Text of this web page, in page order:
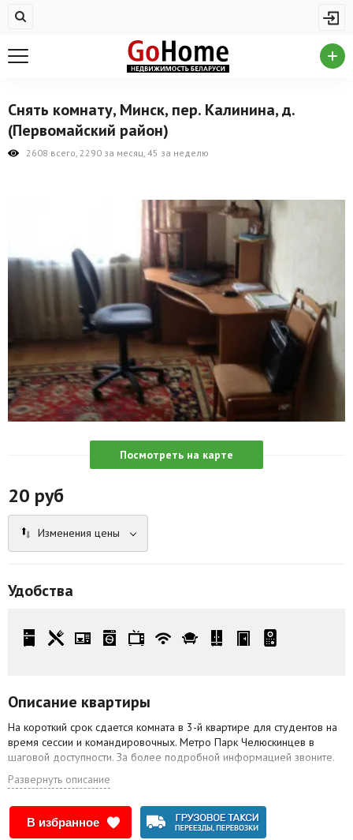
Купить квартиру
На сутки
Новостройки
Комерческая недвижимость
Продажа коммерческой недвижимости
Аренда коммерческой недвижимости
Другие разделы
Новости
Агентства
Ремонт квартир
Грузовое такси
Реклама на сайте
Снять комнату, Минск, пер. Калинина, д.
(Первомайский район)
2608 всего, 2290 за месяц, 45 за неделю
Посмотреть на карте
20 руб
Изменения цены
Удобства
Описание квартиры
На короткий срок сдается комната в 3-й квартире для студентов на
время сессии и командировочных. Метро Парк Челюскинцев в
шаговой доступности. За более подробной информацией звоните.
Развернуть описание
В избранное